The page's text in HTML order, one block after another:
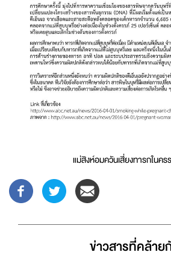
แม่สิงห์อมควันเสี่ยงทารกในค
ข่าวสารที่่คล้าย